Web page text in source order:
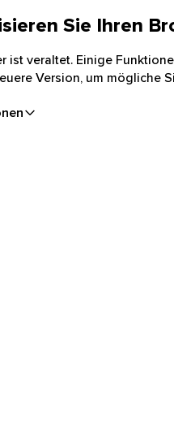
Sie Ihren
ist veraltet. Einige
Version, um mögliche